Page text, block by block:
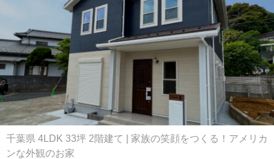
千葉県 4LDK 33坪 2階建て | 家族の笑顔をつくる！アメリカ
ンな外観のお家